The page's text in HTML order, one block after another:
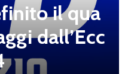
il qua
dall’Ecc